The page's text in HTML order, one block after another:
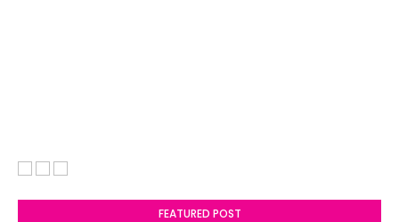
FEATURED POST